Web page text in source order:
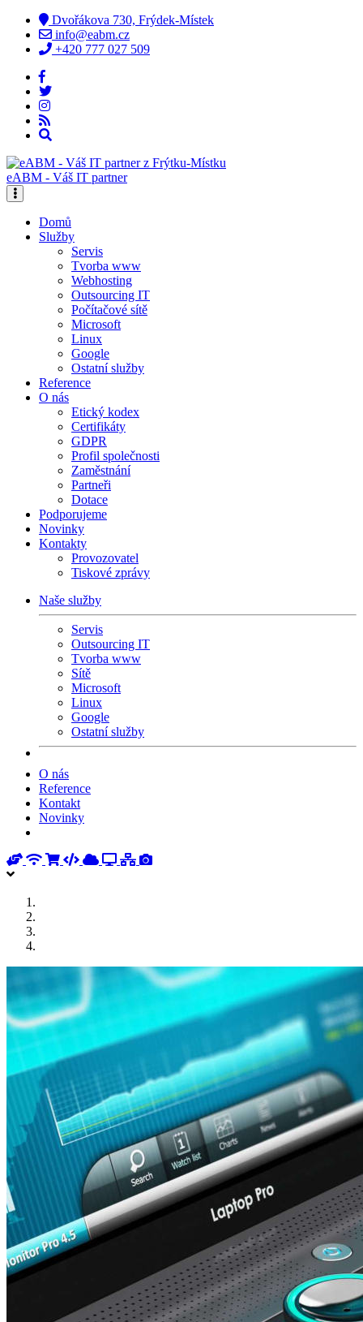
Dvořákova 730, Frýdek-Místek
info@eabm.cz
+420 777 027 509
eABM - Váš IT partner
Domů
Služby
Servis
Tvorba www
Webhosting
Outsourcing IT
Počítačové sítě
Microsoft
Linux
Google
Ostatní služby
Reference
O nás
Etický kodex
Certifikáty
GDPR
Profil společnosti
Zaměstnání
Partneři
Dotace
Podporujeme
Novinky
Kontakty
Provozovatel
Tiskové zprávy
Naše služby
Servis
Outsourcing IT
Tvorba www
Sítě
Microsoft
Linux
Google
Ostatní služby
O nás
Reference
Kontakt
Novinky